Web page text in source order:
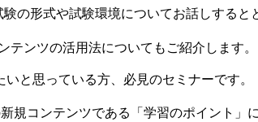
験の形式や試験環境についてお話しする
ンツの活用法についてもご紹介します。
と思っている方、必見のセミナーです。
コンテンツである「学習のポイント」